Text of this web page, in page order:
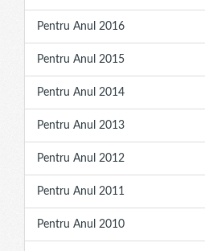
Pentru Anul 2016
Pentru Anul 2015
Pentru Anul 2014
Pentru Anul 2013
Pentru Anul 2012
Pentru Anul 2011
Pentru Anul 2010